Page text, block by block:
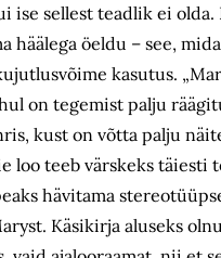
ise sellest teadlik ei olda.
häälega öeldu – see,
kasutus.
on tegemist palju
kust on võtta palju
loo teeb värskeks täiesti
hävitama
Käsikirja aluseks